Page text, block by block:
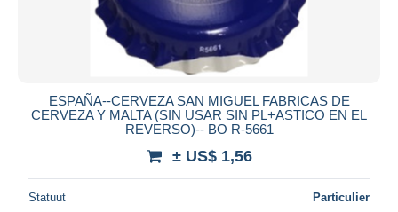
ESPAÑA--CERVEZA SAN MIGUEL FABRICAS DE
CERVEZA Y MALTA (SIN USAR SIN PL+ASTICO EN EL
REVERSO)-- BO R-5661
± US$ 1,56
Statuut Particulier